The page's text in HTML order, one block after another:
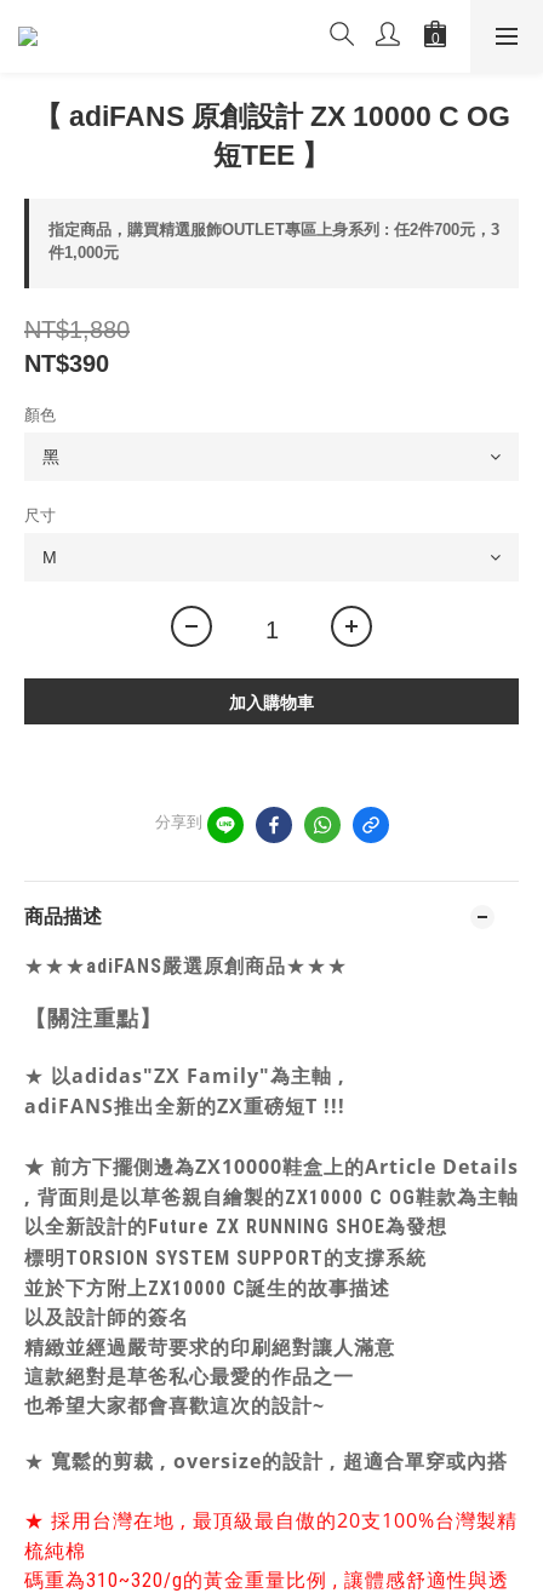
【 adiFANS 原創設計 ZX 10000 C OG
短TEE 】
指定商品，購買精選服飾OUTLET專區上身系列 : 任2件700元，3
件1,000元
NT$1,880
NT$390
顏色
尺寸
加入購物車
分享到
商品描述
★★★adiFANS嚴選原創商品★★★
【關注重點】
★ 以adidas"ZX Family"為主軸 ,
adiFANS推出全新的ZX重磅短T !!!
★ 前方下擺側邊為ZX10000鞋盒上的Article Details
, 背面則是以草爸親自繪製的ZX10000 C OG鞋款為主軸
以全新設計的Future ZX RUNNING SHOE為發想
標明TORSION SYSTEM SUPPORT的支撐系統
並於下方附上ZX10000 C誕生的故事描述
以及設計師的簽名
精緻並經過嚴苛要求的印刷絕對讓人滿意
這款絕對是草爸私心最愛的作品之一
也希望大家都會喜歡這次的設計~
★ 寬鬆的剪裁 , oversize的設計 , 超適合單穿或內搭
★ 採用台灣在地 , 最頂級最自傲的20支100%台灣製精
梳純棉
碼重為310~320/g的黃金重量比例 , 讓體感舒適性與透